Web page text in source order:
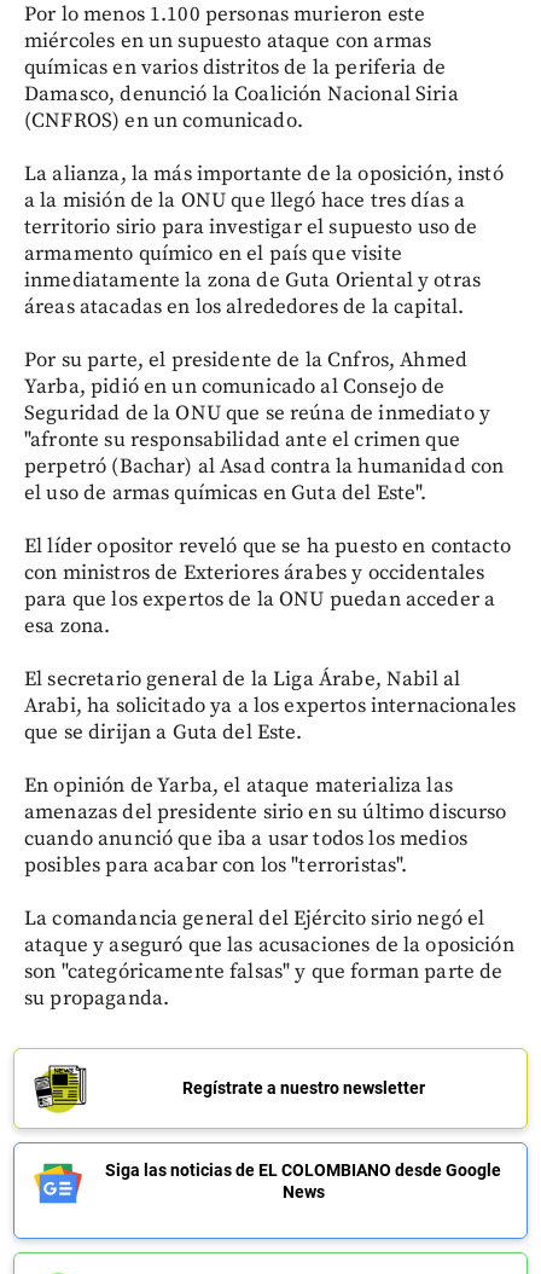
Por lo menos 1.100 personas murieron este
miércoles en un supuesto ataque con armas
químicas en varios distritos de la periferia de
Damasco, denunció la Coalición Nacional Siria
(CNFROS) en un comunicado.
La alianza, la más importante de la oposición, instó
a la misión de la ONU que llegó hace tres días a
territorio sirio para investigar el supuesto uso de
armamento químico en el país que visite
inmediatamente la zona de Guta Oriental y otras
áreas atacadas en los alrededores de la capital.
Por su parte, el presidente de la Cnfros, Ahmed
Yarba, pidió en un comunicado al Consejo de
Seguridad de la ONU que se reúna de inmediato y
"afronte su responsabilidad ante el crimen que
perpetró (Bachar) al Asad contra la humanidad con
el uso de armas químicas en Guta del Este".
El líder opositor reveló que se ha puesto en contacto
con ministros de Exteriores árabes y occidentales
para que los expertos de la ONU puedan acceder a
esa zona.
El secretario general de la Liga Árabe, Nabil al
Arabi, ha solicitado ya a los expertos internacionales
que se dirijan a Guta del Este.
En opinión de Yarba, el ataque materializa las
amenazas del presidente sirio en su último discurso
cuando anunció que iba a usar todos los medios
posibles para acabar con los "terroristas".
La comandancia general del Ejército sirio negó el
ataque y aseguró que las acusaciones de la oposición
son "categóricamente falsas" y que forman parte de
su propaganda.
Regístrate a nuestro newsletter
Siga las noticias de EL COLOMBIANO desde Google
News